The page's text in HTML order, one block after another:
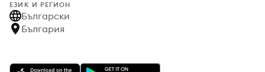
ЕЗИК И РЕГИОН
Български
България